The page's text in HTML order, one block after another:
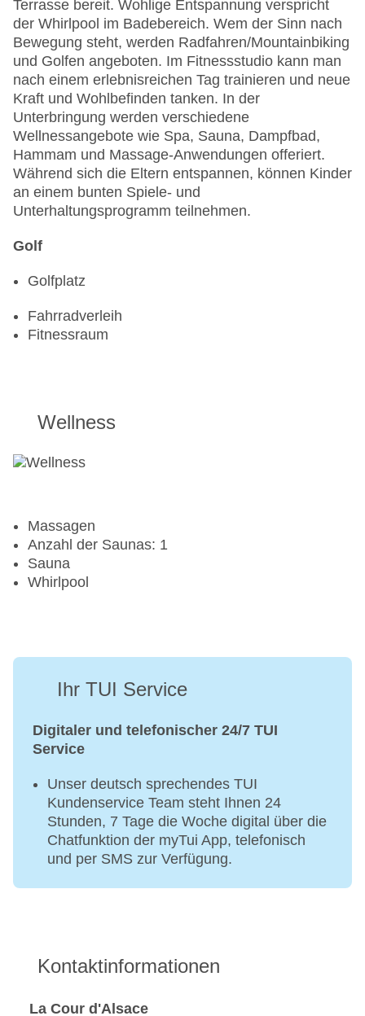
Terrasse bereit. Wohlige Entspannung verspricht
der Whirlpool im Badebereich. Wem der Sinn nach
Bewegung steht, werden Radfahren/Mountainbiking
und Golfen angeboten. Im Fitnessstudio kann man
nach einem erlebnisreichen Tag trainieren und neue
Kraft und Wohlbefinden tanken. In der
Unterbringung werden verschiedene
Wellnessangebote wie Spa, Sauna, Dampfbad,
Hammam und Massage-Anwendungen offeriert.
Während sich die Eltern entspannen, können Kinder
an einem bunten Spiele- und
Unterhaltungsprogramm teilnehmen.
Golf
Golfplatz
Fahrradverleih
Fitnessraum
Wellness
Massagen
Anzahl der Saunas: 1
Sauna
Whirlpool
Ihr TUI Service
Digitaler und telefonischer 24/7 TUI
Service
Unser deutsch sprechendes TUI
Kundenservice Team steht Ihnen 24
Stunden, 7 Tage die Woche digital über die
Chatfunktion der myTui App, telefonisch
und per SMS zur Verfügung.
Kontaktinformationen
La Cour d'Alsace